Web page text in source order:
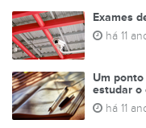
Exames
há 11
Um
estudar o
há 11